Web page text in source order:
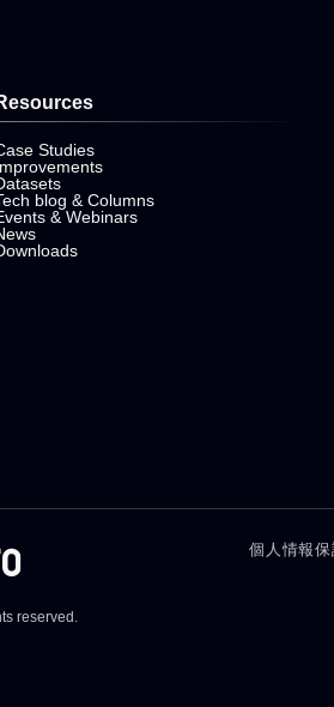
Studies
blog & Columns
& Webinars
個人情報
reserved.